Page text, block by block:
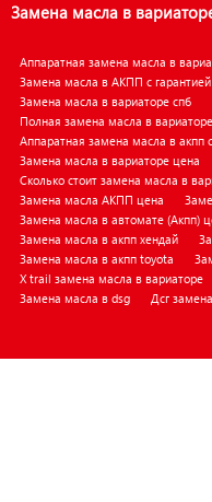
Замена масла в
Аппаратная замена масла в
Замена масла в АКПП с
Замена масла в вариаторе спб
Полная замена масла в
Аппаратная замена масла в акпп
Замена масла в вариаторе цена
Сколько стоит замена масла в
Замена масла АКПП цена
Замена масла в автомате (Акпп)
Замена масла в акпп хендай
Замена масла в акпп toyota
X trail замена масла в вариаторе
Замена масла в dsg
Дсг